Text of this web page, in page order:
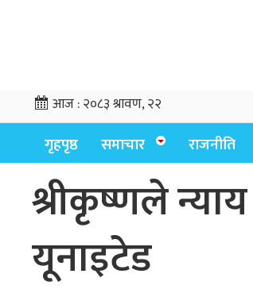
आज :२०८३ श्रावण, २२
गृहपृष्ठ समाचार राजनीति
श्रीकृष्णले
यूनाइटेड